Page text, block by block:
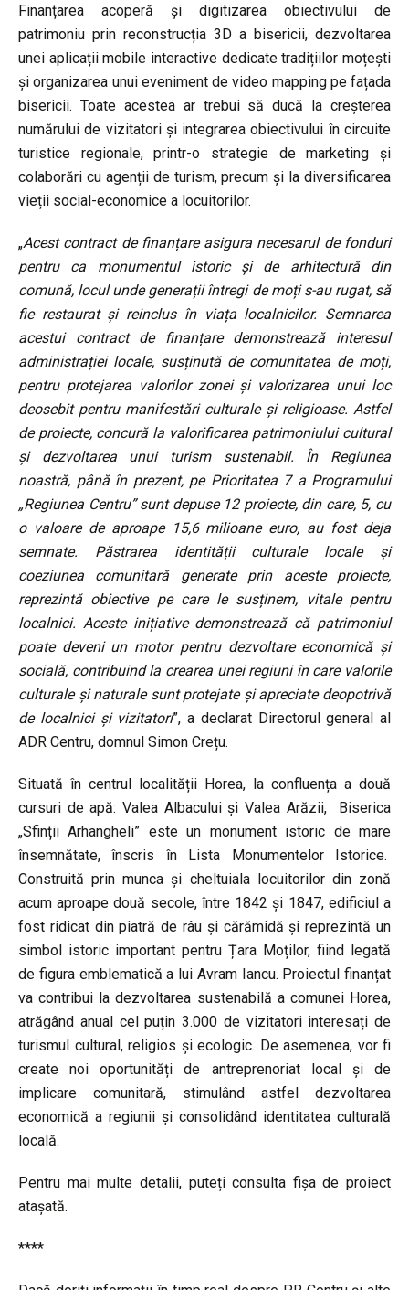
Finanțarea acoperă și digitizarea obiectivului de
patrimoniu prin reconstrucția 3D a bisericii, dezvoltarea
unei aplicații mobile interactive dedicate tradițiilor moțești
și organizarea unui eveniment de video mapping pe fațada
bisericii. Toate acestea ar trebui să ducă la creșterea
numărului de vizitatori și integrarea obiectivului în circuite
turistice regionale, printr-o strategie de marketing și
colaborări cu agenții de turism, precum și la diversificarea
vieții social-economice a locuitorilor.
„Acest contract de finanțare asigura necesarul de fonduri
pentru ca monumentul istoric și de arhitectură din
comună, locul unde generații întregi de moți s-au rugat, să
fie restaurat și reinclus în viața localnicilor. Semnarea
acestui contract de finanțare demonstrează interesul
administrației locale, susținută de comunitatea de moți,
pentru protejarea valorilor zonei și valorizarea unui loc
deosebit pentru manifestări culturale și religioase. Astfel
de proiecte, concură la valorificarea patrimoniului cultural
și dezvoltarea unui turism sustenabil. În Regiunea
noastră, până în prezent, pe Prioritatea 7 a Programului
„Regiunea Centru” sunt depuse 12 proiecte, din care, 5, cu
o valoare de aproape 15,6 milioane euro, au fost deja
semnate. Păstrarea identității culturale locale și
coeziunea comunitară generate prin aceste proiecte,
reprezintă obiective pe care le susținem, vitale pentru
localnici. Aceste inițiative demonstrează că patrimoniul
poate deveni un motor pentru dezvoltare economică și
socială, contribuind la crearea unei regiuni în care valorile
culturale și naturale sunt protejate și apreciate deopotrivă
de localnici și vizitatori”, a declarat Directorul general al
ADR Centru, domnul Simon Crețu.
Situată în centrul localității Horea, la confluența a două
cursuri de apă: Valea Albacului și Valea Arăzii, Biserica
„Sfinții Arhangheli” este un monument istoric de mare
însemnătate, înscris în Lista Monumentelor Istorice.
Construită prin munca și cheltuiala locuitorilor din zonă
acum aproape două secole, între 1842 și 1847, edificiul a
fost ridicat din piatră de râu și cărămidă și reprezintă un
simbol istoric important pentru Țara Moților, fiind legată
de figura emblematică a lui Avram Iancu. Proiectul finanțat
va contribui la dezvoltarea sustenabilă a comunei Horea,
atrăgând anual cel puțin 3.000 de vizitatori interesați de
turismul cultural, religios și ecologic. De asemenea, vor fi
create noi oportunități de antreprenoriat local și de
implicare comunitară, stimulând astfel dezvoltarea
economică a regiunii și consolidând identitatea culturală
locală.
Pentru mai multe detalii, puteți consulta fișa de proiect
atașată.
****